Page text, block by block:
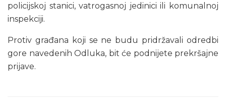
policijskoj stanici, vatrogasnoj jedinici ili komunalnoj
inspekciji.
Protiv građana koji se ne budu pridržavali odredbi
gore navedenih Odluka, bit će podnijete prekršajne
prijave.